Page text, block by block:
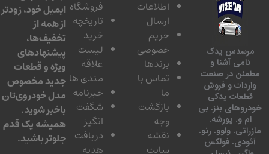
یدک
آشنا و
در صنعت
و فروش
یدکی
بنز. بی
و. پورشه.
ولوو. رنو.
فولکس
اطلاعات
ارسال
حریم
خصوصی
برندها
تماس با
بازگشت
نقشه
سایت
فروشگاه
تاریخچه
لیست
مندی ها
خبرنامه
شگفت
دریافت
ایمیل خود، زودتر
از همه از
تخفیف‌ها،
پیشنهادهای
ویژه و قطعات
جدید مخصوص
مدل خودروی‌تان
باخبر شوید.
همیشه یک قدم
جلوتر باشید.